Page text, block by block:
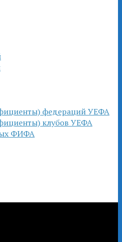
федераций УЕФА
клубов УЕФА
ФИФА